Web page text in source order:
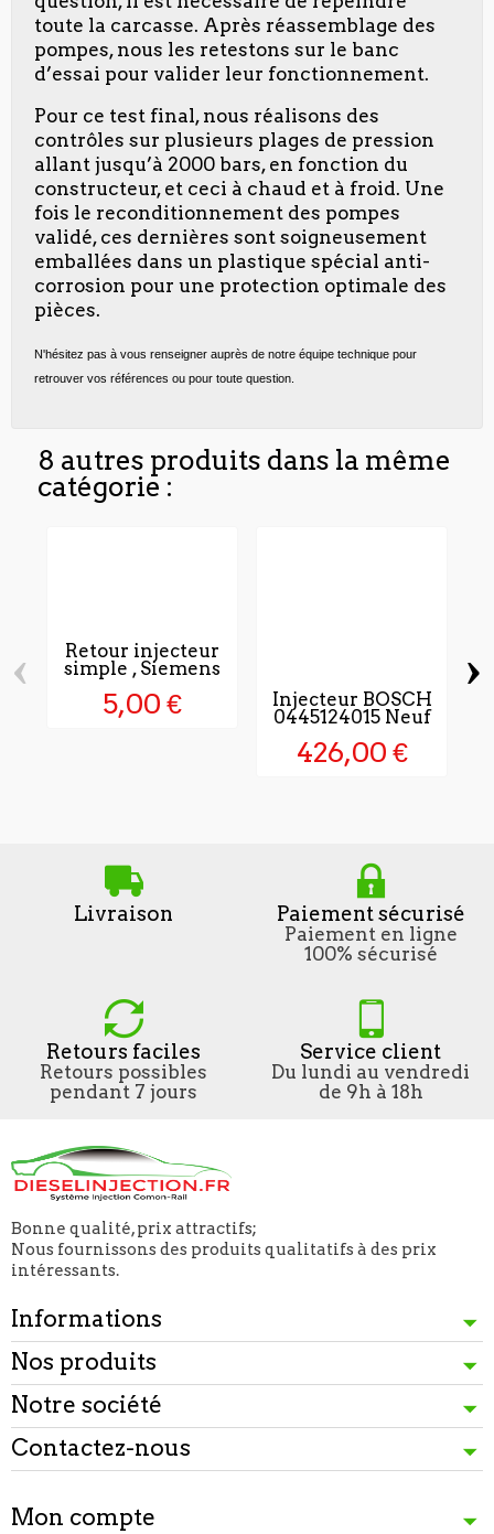
toute la carcasse. Après réassemblage des
pompes, nous les retestons sur le banc
d’essai pour valider leur fonctionnement.
Pour ce test final, nous réalisons des
contrôles sur plusieurs plages de pression
allant jusqu’à 2000 bars, en fonction du
constructeur, et ceci à chaud et à froid. Une
fois le reconditionnement des pompes
validé, ces dernières sont soigneusement
emballées dans un plastique spécial anti-
corrosion pour une protection optimale des
pièces.
N'hésitez pas à vous renseigner auprès de notre équipe technique pour
retrouver vos références ou pour toute question.
8 autres produits dans la même
catégorie :
Retour injecteur
simple , Siemens
5,00 €
Injecteur BOSCH
0445124015 Neuf
426,00 €
‹ ›
Livraison Paiement sécurisé
Paiement en ligne
100% sécurisé
Retours faciles
Retours possibles
pendant 7 jours
Service client
Du lundi au vendredi
de 9h à 18h
Bonne qualité, prix attractifs;
Nous fournissons des produits qualitatifs à des prix
intéressants.
Informations
Nos produits
Notre société
Contactez-nous
Mon compte